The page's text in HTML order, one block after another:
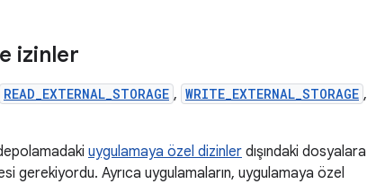
izinler
READ_EXTERNAL_STORAGE , WRITE_EXTERNAL_STORAGE ,
uygulamaya özel dizinler dışındaki dosyalara
gerekiyordu. Ayrıca uygulamaların, uygulamaya özel